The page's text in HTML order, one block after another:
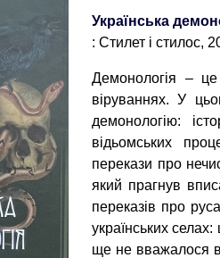
Українська
: Стилет і стилос,
Демонологія –
віруваннях. У
демонологію:
відьомських
перекази про
який прагнув
переказів про
українських
ще не вважалося